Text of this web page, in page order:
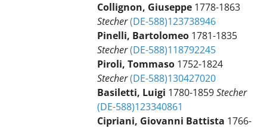
Collignon, Giuseppe 1778-1863
Stecher(DE-588)123738946
Pinelli, Bartolomeo 1781-1835
Stecher(DE-588)118792245
Piroli, Tommaso 1752-1824
Stecher(DE-588)130427020
Basiletti, Luigi 1780-1859Stecher
(DE-588)123340861
Cipriani, Giovanni Battista 1766-